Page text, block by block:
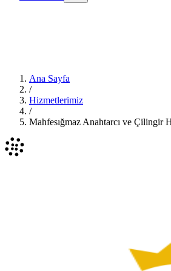
Ana Sayfa
/
Hizmetlerimiz
/
Mahfesığmaz Anahtarcı ve Çilingir